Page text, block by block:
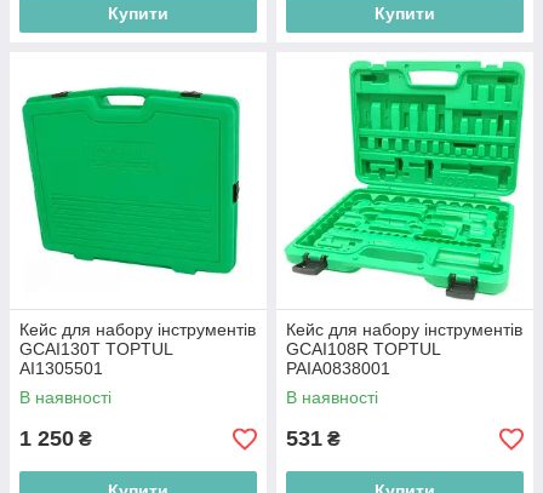
Купити Купити
Кейс для набору інструментів
GCAI130T TOPTUL
AI1305501
В наявності
1 250 ₴
Кейс для набору інструментів
GCAI108R TOPTUL
PAIA0838001
В наявності
531 ₴